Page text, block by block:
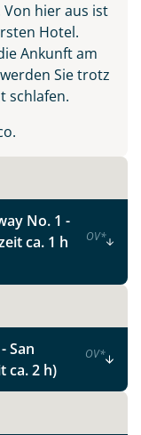
Panoramastraße
und
In oft
Straße immer
Ausblicken und
der USA erst
und
des
Wahrzeichen
äußerst
Highlight
gigantischen
und dunklen
im
USA, und
hier aus ist
Hotel.
Ankunft am
Sie trotz
schlafen.
No. 1 -
ca. 1 h
OV*
San
ca. 2 h)
OV*